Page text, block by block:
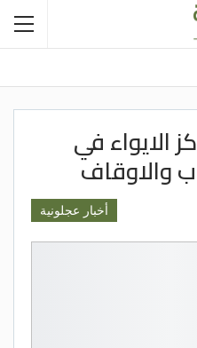
الايواء في
والاوقاف
أخبار عجلونية